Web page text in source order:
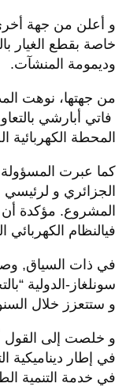
و أعلن من جهة
خاصة بقطع الغيار
وديمومة المنشآت.
من جهتها، نوهت
فاتي أبارشي
المحطة الكهربائية
كما عبرت المسؤولة
الجزائري و لرئيسي
المشروع. مؤكدة
فيالنظام الكهربائي
في ذات السياق,
سونلغاز-الدولية
و ستتعزز خلال
و خلصت إلى القول
في إطار ديناميكية
في خدمة التنمية